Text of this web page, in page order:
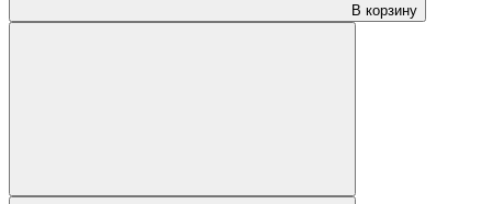
В корзину